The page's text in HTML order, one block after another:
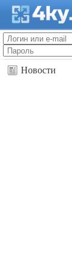
Профиль
Новости